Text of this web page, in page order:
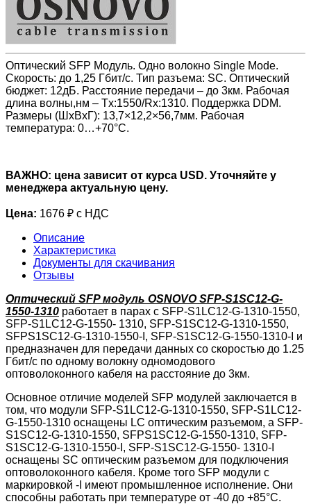
Оптический SFP Модуль. Одно волокно Single Mode.
Скорость: до 1,25 Гбит/c. Тип разъема: SC. Оптический
бюджет: 12дБ. Расстояние передачи – до 3км. Рабочая
длина волны,нм – Tx:1550/Rx:1310. Поддержка DDM.
Размеры (ШхВхГ): 13,7×12,2×56,7мм. Рабочая
температура: 0…+70°С.
ВАЖНО: цена зависит от курса USD. Уточняйте у
менеджера актуальную цену.
Цена: 1676 ₽ с НДС
Описание
Характеристика
Документы для скачивания
Отзывы
Оптический SFP модуль OSNOVO SFP-S1SC12-G-
1550-1310 работает в парах с SFP-S1LC12-G-1310-1550,
SFP-S1LC12-G-1550- 1310, SFP-S1SC12-G-1310-1550,
SFPS1SC12-G-1310-1550-I, SFP-S1SC12-G-1550-1310-I и
предназначен для передачи данных со скоростью до 1.25
Гбит/с по одному волокну одномодового
оптоволоконного кабеля на расстояние до 3км.
Основное отличие моделей SFP модулей заключается в
том, что модули SFP-S1LC12-G-1310-1550, SFP-S1LC12-
G-1550-1310 оснащены LC оптическим разъемом, а SFP-
S1SC12-G-1310-1550, SFPS1SC12-G-1550-1310, SFP-
S1SC12-G-1310-1550-I, SFP-S1SC12-G-1550- 1310-I
оснащены SC оптическим разъемом для подключения
оптоволоконного кабеля. Кроме того SFP модули с
маркировкой -I имеют промышленное исполнение. Они
способны работать при температуре от -40 до +85°С.